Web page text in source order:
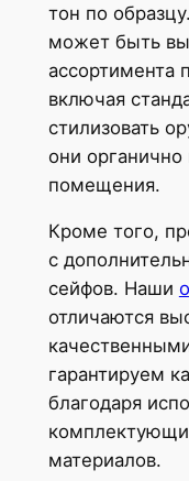
тон по
может быть
ассортимента
включая
стилизовать
они органично
помещения.
Кроме того,
с
сейфов. Наши
отличаются
гарантируем
благодаря
материалов.